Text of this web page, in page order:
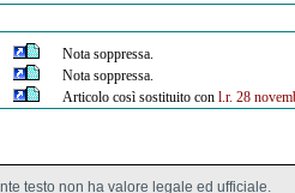
Nota soppressa.
Nota soppressa.
Articolo così sostituito con l.r. 28
testo non ha valore legale ed ufficiale.